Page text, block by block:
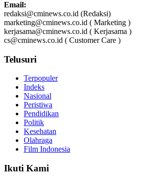
Email:
redaksi@cminews.co.id (Redaksi)
marketing@cminews.co.id ( Marketing )
kerjasama@cminews.co.id ( Kerjasama )
cs@cminews.co.id ( Customer Care )
Telusuri
Terpopuler
Indeks
Nasional
Peristiwa
Pendidikan
Politik
Kesehatan
Olahraga
Film Indonesia
Ikuti Kami